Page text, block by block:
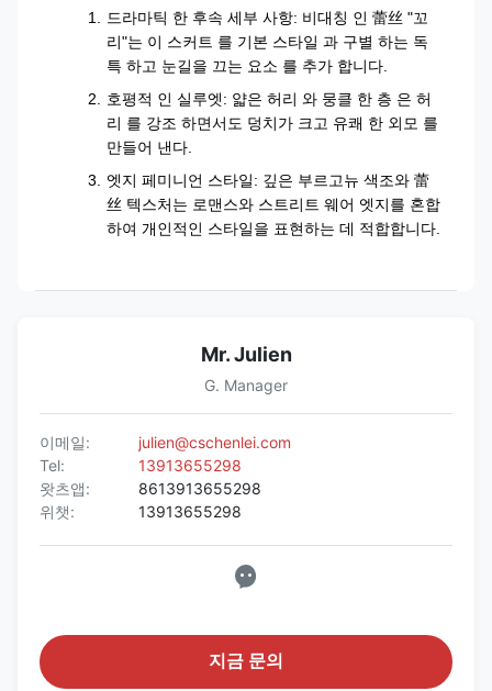
드라마틱 한 후속 세부 사항: 비대칭 인 蕾丝 "꼬
리"는 이 스커트 를 기본 스타일 과 구별 하는 독
특 하고 눈길을 끄는 요소 를 추가 합니다.
호평적 인 실루엣: 얇은 허리 와 뭉클 한 층 은 허
리 를 강조 하면서도 덩치가 크고 유쾌 한 외모 를
만들어 낸다.
엣지 페미니언 스타일: 깊은 부르고뉴 색조와 蕾
丝 텍스처는 로맨스와 스트리트 웨어 엣지를 혼합
하여 개인적인 스타일을 표현하는 데 적합합니다.
Mr. Julien
G. Manager
이메일:
julien@cschenlei.com
Tel:
13913655298
왓츠앱:
8613913655298
위챗:
13913655298
지금 문의